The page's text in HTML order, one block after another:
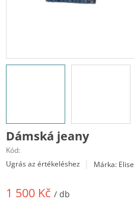
Dámská jeany
Kód:
A
értékelése
Ugrás az értékeléshez Márka: Elise
1 500 Kč / db